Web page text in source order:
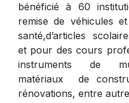
bénéficié à 60
remise de véhicules et
santé,d’articles
et pour des cours
instruments de
matériaux de
rénovations, entre